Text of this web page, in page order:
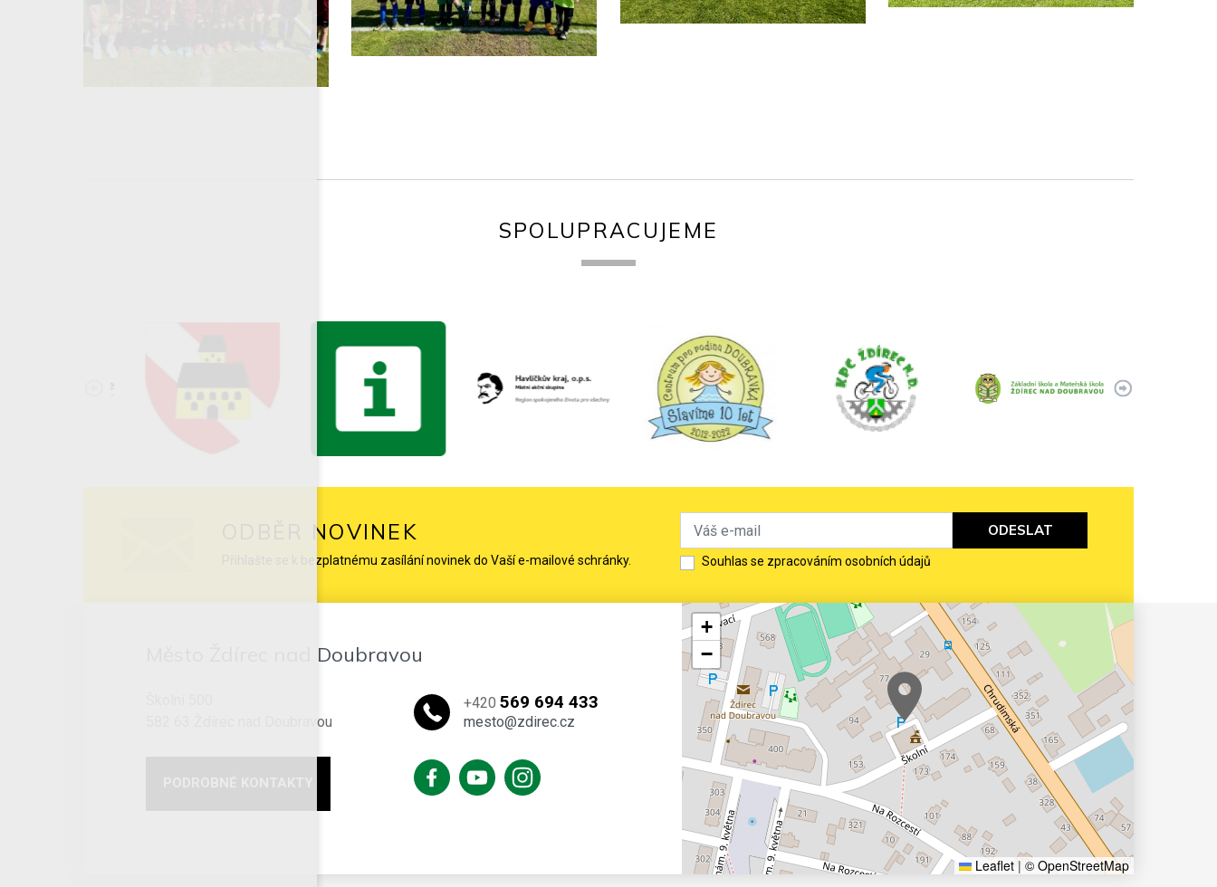
SPOLUPRACUJEME
ODBĚR NOVINEK
Přihlašte se k bezplatnému zasílání novinek do Vaší e-mailové schránky. Souhlas se zpracováním osobních údajů
ODESLAT
Město Ždírec nad Doubravou
582 63 Ždírec nad Doubravou
+420569 694 433
mesto@zdirec.cz
+
−
Leaflet | © OpenStreetMap